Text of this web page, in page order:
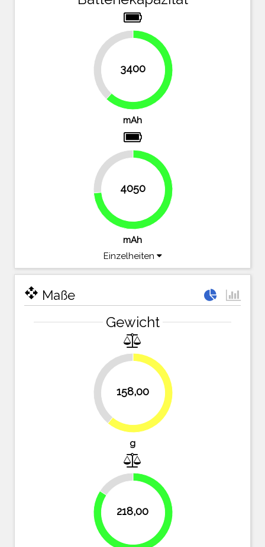
3400
38.2%
61.8%
mAh
4050
26.4%
73.6%
mAh
Einzelheiten
open_with Maße
Gewicht
158,00
39%
61%
g
218,00
15.8%
84.2%